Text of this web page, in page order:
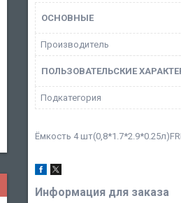
ОСНОВНЫЕ
Производитель
ПОЛЬЗОВАТЕЛЬСКИЕ
Подкатегория
Ёмкость 4
Информация для заказа